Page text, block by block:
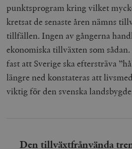
punktsprogram kring vilket
kretsat de senaste åren nämns
tillfällen. Ingen av gångerna
ekonomiska tillväxten som
fast att Sverige ska eftersträva
längre ned konstateras att
viktig för den svenska
Den tillväxtfrånvända